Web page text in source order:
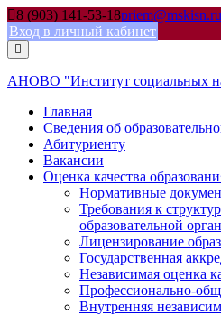
Skip
to
content
8 (903) 141-53-18priem@mskisn.ru
Вход в личный кабинет
АНОВО "Институт социальных
Главная
Сведения об
Абитуриенту
Вакансии
Оценка качества
Нормативные
Требования к
образовательной
Лицензирование
Государственная
Независимая оценка
Профессионально-
Внутренняя